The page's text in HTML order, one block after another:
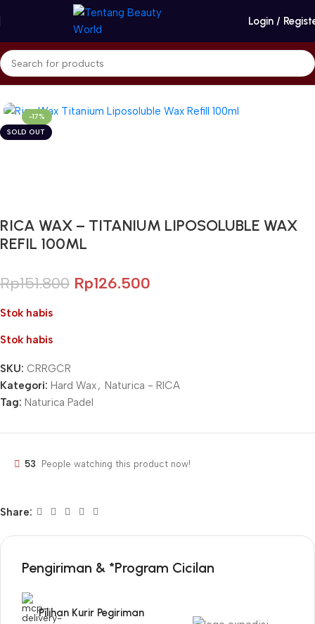
Login /
Beranda Naturica - RICA Hard Wax
-17%
SOLD OUT
RICA WAX – TITANIUM LIPOSOLUBLE WAX
REFIL 100ML
Rp151.800 Rp126.500
Stok habis
Stok habis
SKU: CRRGCR
Kategori: Hard Wax, Naturica - RICA
Tag: Naturica Padel
53 People watching this product now!
Share:
Pengiriman & *Program Cicilan
Pilihan Kurir Pegiriman